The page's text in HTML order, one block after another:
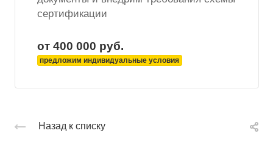
сертификации
от 400 000 руб.
предложим индивидуальные условия
Назад к списку